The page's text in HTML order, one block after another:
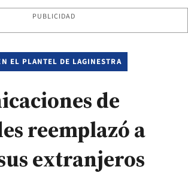
PUBLICIDAD
EL PLANTEL DE LAGINESTRA
de
reemplazó a
extranjeros